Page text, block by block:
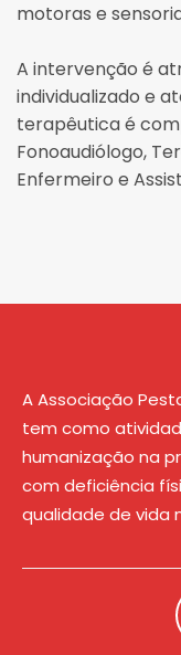
motoras e
A intervenção é
individualizado e
terapêutica é
Fonoaudiólogo,
Enfermeiro e
A Associação
tem como
humanização na
com deficiência
qualidade de vida